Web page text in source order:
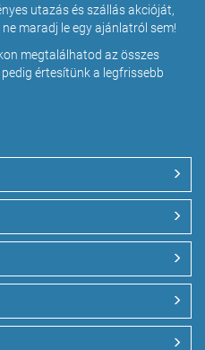
utazás és szállás akcióját,
maradj le egy ajánlatról sem!
megtalálhatod az összes
értesítünk a legfrissebb